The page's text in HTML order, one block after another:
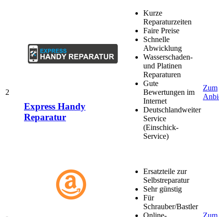
2
Express Handy
Reparatur
Kurze
Reparaturzeiten
Faire Preise
Schnelle
Abwicklung
Wasserschaden-
und Platinen
Reparaturen
Gute
Bewertungen im
Internet
Deutschlandweiter
Service
(Einschick-
Service)
Zum
Ersatzteile zur
Selbstreparatur
Sehr günstig
Für
Schrauber/Bastler
Online-
Zum